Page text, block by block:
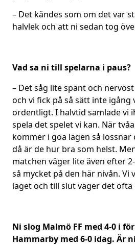
– Det kändes som om det var
halvlek och att ni sedan tog
Vad sa ni till spelarna i paus?
– Det såg lite spänt och
och vi fick på så sätt inte igång
ordentligt. I halvtid samlade vi
spela det spelet vi kan. När
kommer i goa lägen så
då är de hur bra som helst.
matchen väger lite även efter
så mycket på den här nivån. Vi
laget och till slut väger det ofta
Ni slog Malmö FF med 4-0 i
Hammarby med 6-0 idag. Är